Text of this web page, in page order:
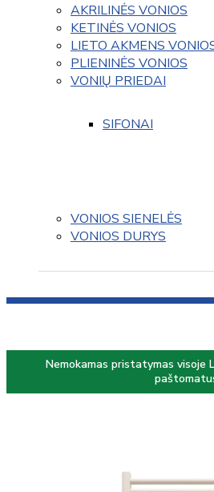
AKRILINĖS VONIOS
KETINĖS VONIOS
LIETO AKMENS
PLIENINĖS VONIOS
VONIŲ PRIEDAI
SIFONAI
VONIOS SIENELĖS
VONIOS DURYS
Nemokamas pristatymas visoje